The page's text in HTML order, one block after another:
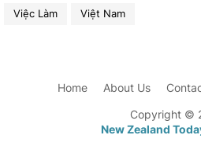
Việc Làm Việt Nam
Copyright ©
New Zealand
Home About Us